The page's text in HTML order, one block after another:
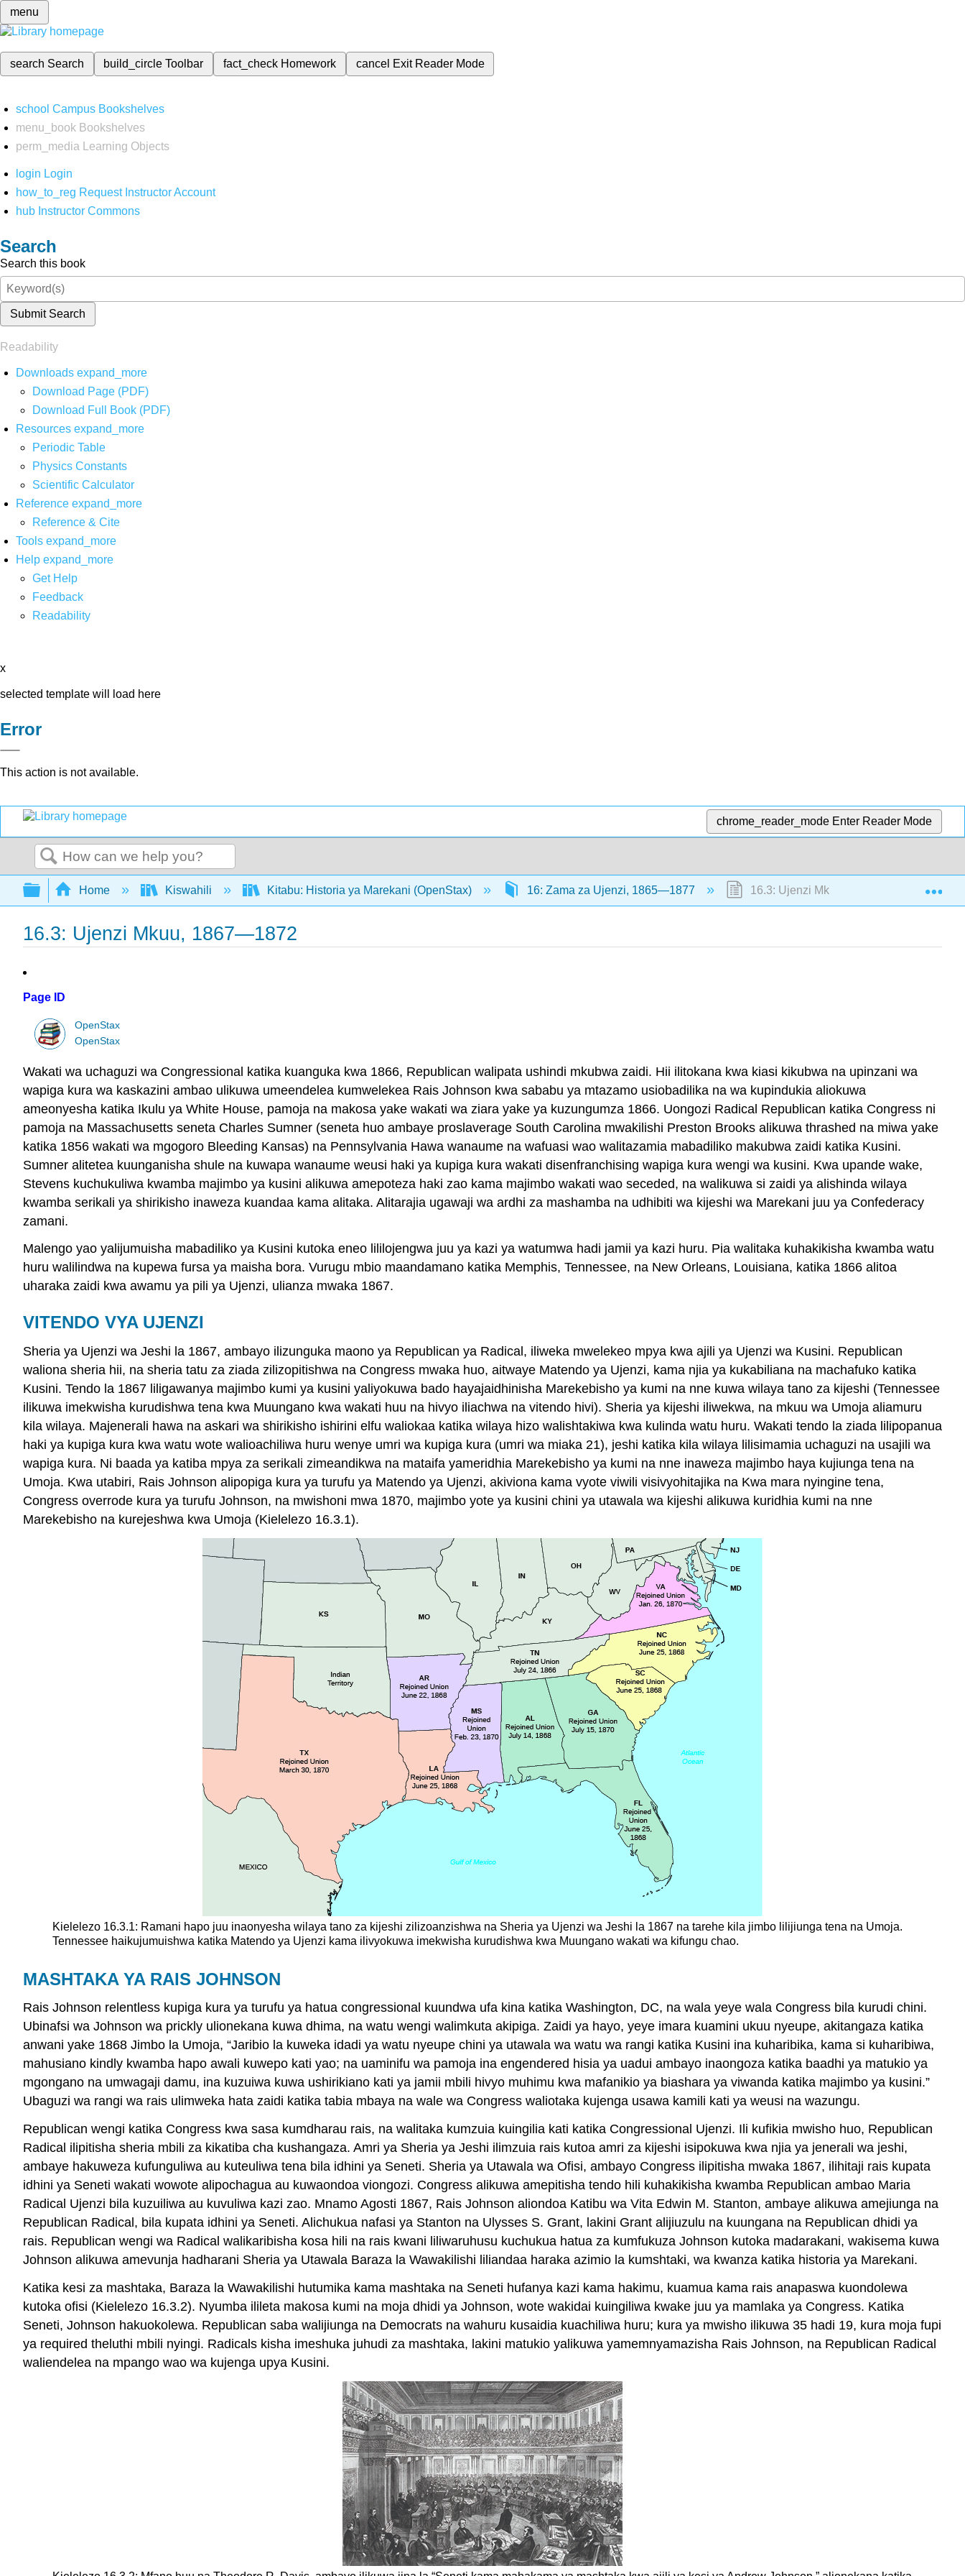
menu
search Search build_circleToolbar fact_check Homework cancel Exit Reader Mode
school Campus Bookshelves
menu_book Bookshelves
perm_media
Learning Objects
login Login
how_to_reg Request Instructor Account
hub Instructor Commons
Search
Search this book
Submit Search
Readability
Downloads expand_more
Download Page (PDF)
Download Full Book (PDF)
Resources expand_more
Periodic Table
Physics Constants
Scientific Calculator
Reference expand_more
Reference & Cite
Tools expand_more
Help expand_more
Get Help
Feedback
Readability
x
selected template will load here
Error
This action is not available.
chrome_reader_mode Enter Reader Mode
Search
Expand/collapse global hierarchy
Home Kiswahili Kitabu: Historia ya Marekani (OpenStax) 16: Zama za Ujenzi, 1865—1877 16.3: Ujenzi Mkuu, 1867—1872
16.3: Ujenzi Mkuu, 1867—1872
Page ID
OpenStax
OpenStax
Wakati wa uchaguzi wa Congressional katika kuanguka kwa 1866, Republican walipata ushindi mkubwa zaidi. Hii ilitokana kwa kiasi kikubwa na upinzani wa
wapiga kura wa kaskazini ambao ulikuwa umeendelea kumwelekea Rais Johnson kwa sababu ya mtazamo usiobadilika na wa kupindukia aliokuwa
ameonyesha katika Ikulu ya White House, pamoja na makosa yake wakati wa ziara yake ya kuzungumza 1866. Uongozi Radical Republican katika Congress ni
pamoja na Massachusetts seneta Charles Sumner (seneta huo ambaye proslaverage South Carolina mwakilishi Preston Brooks alikuwa thrashed na miwa yake
katika 1856 wakati wa mgogoro Bleeding Kansas) na Pennsylvania Hawa wanaume na wafuasi wao walitazamia mabadiliko makubwa zaidi katika Kusini.
Sumner alitetea kuunganisha shule na kuwapa wanaume weusi haki ya kupiga kura wakati disenfranchising wapiga kura wengi wa kusini. Kwa upande wake,
Stevens kuchukuliwa kwamba majimbo ya kusini alikuwa amepoteza haki zao kama majimbo wakati wao seceded, na walikuwa si zaidi ya alishinda wilaya
kwamba serikali ya shirikisho inaweza kuandaa kama alitaka. Alitarajia ugawaji wa ardhi za mashamba na udhibiti wa kijeshi wa Marekani juu ya Confederacy
zamani.
Malengo yao yalijumuisha mabadiliko ya Kusini kutoka eneo lililojengwa juu ya kazi ya watumwa hadi jamii ya kazi huru. Pia walitaka kuhakikisha kwamba watu
huru walilindwa na kupewa fursa ya maisha bora. Vurugu mbio maandamano katika Memphis, Tennessee, na New Orleans, Louisiana, katika 1866 alitoa
uharaka zaidi kwa awamu ya pili ya Ujenzi, ulianza mwaka 1867.
VITENDO VYA UJENZI
Sheria ya Ujenzi wa Jeshi la 1867, ambayo ilizunguka maono ya Republican ya Radical, iliweka mwelekeo mpya kwa ajili ya Ujenzi wa Kusini. Republican
waliona sheria hii, na sheria tatu za ziada zilizopitishwa na Congress mwaka huo, aitwaye Matendo ya Ujenzi, kama njia ya kukabiliana na machafuko katika
Kusini. Tendo la 1867 liligawanya majimbo kumi ya kusini yaliyokuwa bado hayajaidhinisha Marekebisho ya kumi na nne kuwa wilaya tano za kijeshi (Tennessee
ilikuwa imekwisha kurudishwa tena kwa Muungano kwa wakati huu na hivyo iliachwa na vitendo hivi). Sheria ya kijeshi iliwekwa, na mkuu wa Umoja aliamuru
kila wilaya. Majenerali hawa na askari wa shirikisho ishirini elfu waliokaa katika wilaya hizo walishtakiwa kwa kulinda watu huru. Wakati tendo la ziada lilipopanua
haki ya kupiga kura kwa watu wote walioachiliwa huru wenye umri wa kupiga kura (umri wa miaka 21), jeshi katika kila wilaya lilisimamia uchaguzi na usajili wa
wapiga kura. Ni baada ya katiba mpya za serikali zimeandikwa na mataifa yameridhia Marekebisho ya kumi na nne inaweza majimbo haya kujiunga tena na
Umoja. Kwa utabiri, Rais Johnson alipopiga kura ya turufu ya Matendo ya Ujenzi, akiviona kama vyote viwili visivyohitajika na Kwa mara nyingine tena,
Congress overrode kura ya turufu Johnson, na mwishoni mwa 1870, majimbo yote ya kusini chini ya utawala wa kijeshi alikuwa kuridhia kumi na nne
Marekebisho na kurejeshwa kwa Umoja (Kielelezo 16.3.1).
Kielelezo 16.3.1: Ramani hapo juu inaonyesha wilaya tano za kijeshi zilizoanzishwa na Sheria ya Ujenzi wa Jeshi la 1867 na tarehe kila jimbo lilijiunga tena na Umoja.
Tennessee haikujumuishwa katika Matendo ya Ujenzi kama ilivyokuwa imekwisha kurudishwa kwa Muungano wakati wa kifungu chao.
MASHTAKA YA RAIS JOHNSON
Rais Johnson relentless kupiga kura ya turufu ya hatua congressional kuundwa ufa kina katika Washington, DC, na wala yeye wala Congress bila kurudi chini.
Ubinafsi wa Johnson wa prickly ulionekana kuwa dhima, na watu wengi walimkuta akipiga. Zaidi ya hayo, yeye imara kuamini ukuu nyeupe, akitangaza katika
anwani yake 1868 Jimbo la Umoja, “Jaribio la kuweka idadi ya watu nyeupe chini ya utawala wa watu wa rangi katika Kusini ina kuharibika, kama si kuharibiwa,
mahusiano kindly kwamba hapo awali kuwepo kati yao; na uaminifu wa pamoja ina engendered hisia ya uadui ambayo inaongoza katika baadhi ya matukio ya
mgongano na umwagaji damu, ina kuzuiwa kuwa ushirikiano kati ya jamii mbili hivyo muhimu kwa mafanikio ya biashara ya viwanda katika majimbo ya kusini.”
Ubaguzi wa rangi wa rais ulimweka hata zaidi katika tabia mbaya na wale wa Congress waliotaka kujenga usawa kamili kati ya weusi na wazungu.
Republican wengi katika Congress kwa sasa kumdharau rais, na walitaka kumzuia kuingilia kati katika Congressional Ujenzi. Ili kufikia mwisho huo, Republican
Radical ilipitisha sheria mbili za kikatiba cha kushangaza. Amri ya Sheria ya Jeshi ilimzuia rais kutoa amri za kijeshi isipokuwa kwa njia ya jenerali wa jeshi,
ambaye hakuweza kufunguliwa au kuteuliwa tena bila idhini ya Seneti. Sheria ya Utawala wa Ofisi, ambayo Congress ilipitisha mwaka 1867, ilihitaji rais kupata
idhini ya Seneti wakati wowote alipochagua au kuwaondoa viongozi. Congress alikuwa amepitisha tendo hili kuhakikisha kwamba Republican ambao Maria
Radical Ujenzi bila kuzuiliwa au kuvuliwa kazi zao. Mnamo Agosti 1867, Rais Johnson aliondoa Katibu wa Vita Edwin M. Stanton, ambaye alikuwa amejiunga na
Republican Radical, bila kupata idhini ya Seneti. Alichukua nafasi ya Stanton na Ulysses S. Grant, lakini Grant alijiuzulu na kuungana na Republican dhidi ya
rais. Republican wengi wa Radical walikaribisha kosa hili na rais kwani liliwaruhusu kuchukua hatua za kumfukuza Johnson kutoka madarakani, wakisema kuwa
Johnson alikuwa amevunja hadharani Sheria ya Utawala Baraza la Wawakilishi liliandaa haraka azimio la kumshtaki, wa kwanza katika historia ya Marekani.
Katika kesi za mashtaka, Baraza la Wawakilishi hutumika kama mashtaka na Seneti hufanya kazi kama hakimu, kuamua kama rais anapaswa kuondolewa
kutoka ofisi (Kielelezo 16.3.2). Nyumba ilileta makosa kumi na moja dhidi ya Johnson, wote wakidai kuingiliwa kwake juu ya mamlaka ya Congress. Katika
Seneti, Johnson hakuokolewa. Republican saba walijiunga na Democrats na wahuru kusaidia kuachiliwa huru; kura ya mwisho ilikuwa 35 hadi 19, kura moja fupi
ya required theluthi mbili nyingi. Radicals kisha imeshuka juhudi za mashtaka, lakini matukio yalikuwa yamemnyamazisha Rais Johnson, na Republican Radical
waliendelea na mpango wao wa kujenga upya Kusini.